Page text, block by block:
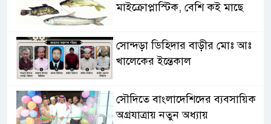
মাইক্রোপ্লাস্টিক, বেশি কই মাছে
সোন্দড়া ডিহিদার বাড়ীর মোঃ আঃ
খালেকের ইন্তেকাল
সৌদিতে বাংলাদেশিদের ব্যবসায়িক
অগ্রযাত্রায় নতুন অধ্যায়